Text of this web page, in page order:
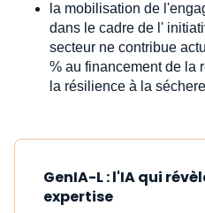
la mobilisation de
dans le cadre de l'
secteur ne contribue
% au financement de la
la résilience à la
GenIA-L : l'IA qui
expertise